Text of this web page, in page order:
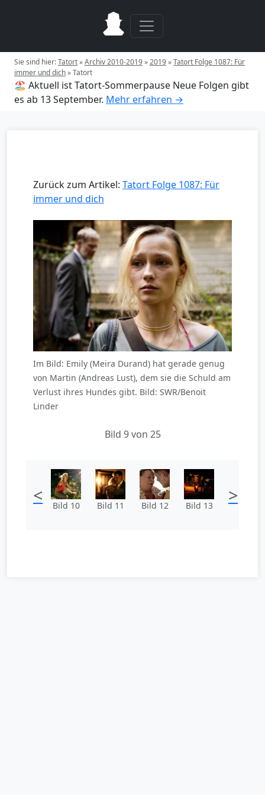
Sie sind hier:Tatort»Archiv 2010-2019»2019»Tatort Folge 1087: Für
immer und dich»Tatort
🏖️ Aktuell ist Tatort-Sommerpause Neue Folgen gibt
es ab 13 September. Mehr erfahren →
Zurück zum Artikel: Tatort Folge 1087: Für
immer und dich
Im Bild: Emily (Meira Durand) hat gerade genug
von Martin (Andreas Lust), dem sie die Schuld am
Verlust ihres Hundes gibt. Bild: SWR/Benoit
Linder
Bild 9 von 25
< Bild 10 Bild 11 Bild 12 Bild 13 >